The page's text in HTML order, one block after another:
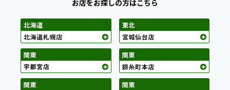
お店をお探しの方はこちら